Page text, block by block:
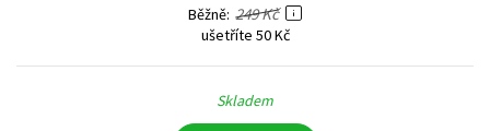
Běžně 249 Kč
ušetříte 50 Kč
Skladem